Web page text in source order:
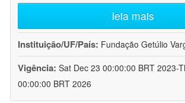
leia mais
Instituição/UF/País: Fundação Getúlio
Vigência: Sat Dec 23 00:00:00 BRT 2023-
00:00:00 BRT 2026